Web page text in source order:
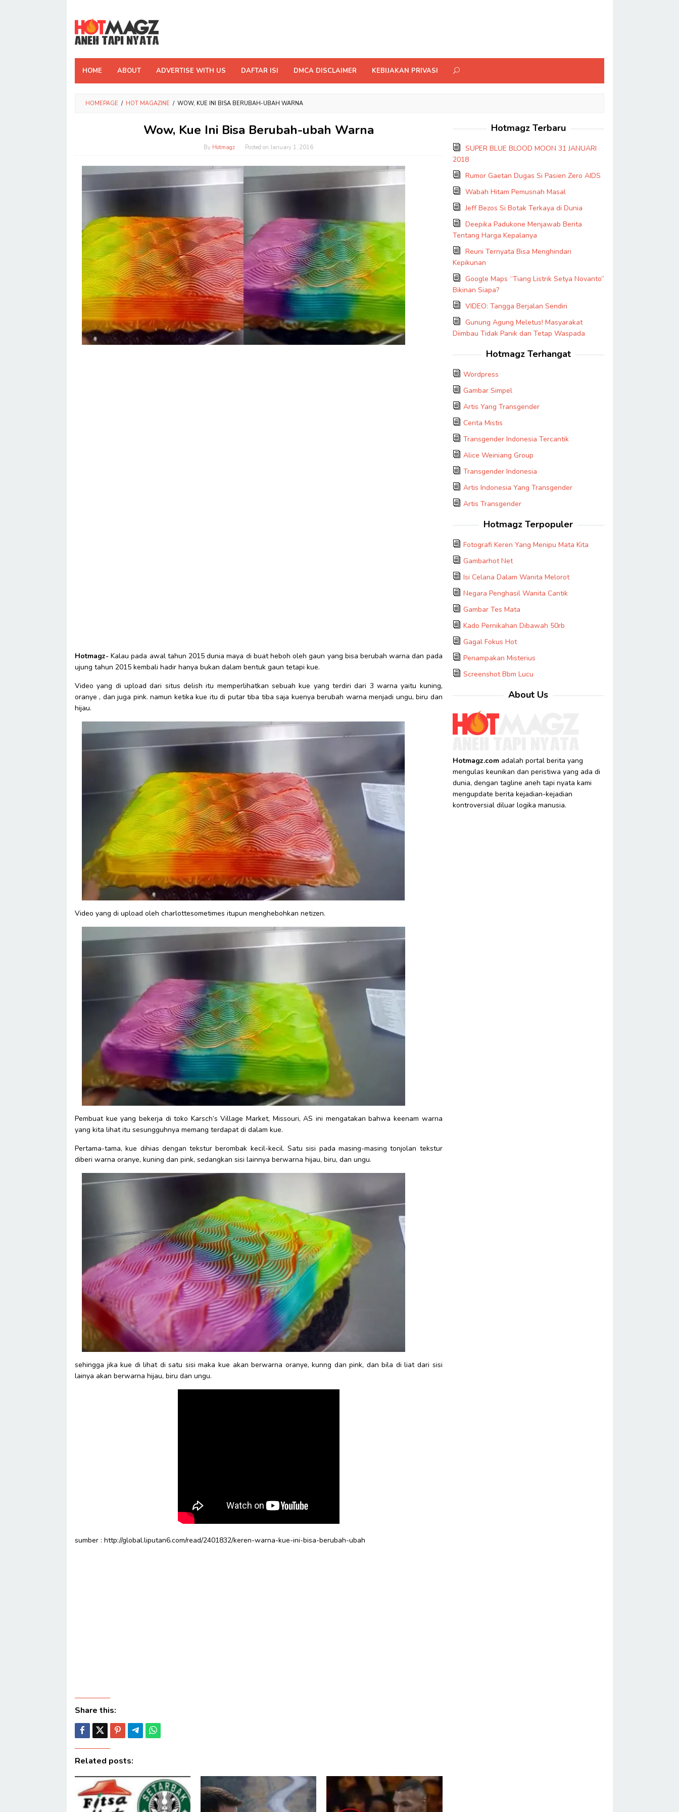
content
HOME ABOUT ADVERTISE WITH US DAFTAR ISI DMCA DISCLAIMER KEBIJAKAN PRIVASI
HOMEPAGE / HOT MAGAZINE / WOW, KUE INI BISA BERUBAH-UBAH WARNA
Wow, Kue Ini Bisa Berubah-ubah Warna
By Hotmagz Posted onJanuary 1, 2016
Hotmagz-Kalau pada awal tahun 2015 dunia maya di buat heboh oleh gaun yang bisa berubah warna dan pada
ujung tahun 2015 kembali hadir hanya bukan dalam bentuk gaun tetapi kue.
Video yang di upload dari situs delish itu memperlihatkan sebuah kue yang terdiri dari 3 warna yaitu kuning,
oranye , dan juga pink. namun ketika kue itu di putar tiba tiba saja kuenya berubah warna menjadi ungu, biru dan
hijau.
Video yang di upload oleh charlottesometimes itupun menghebohkan netizen.
Pembuat kue yang bekerja di toko Karsch’s Village Market, Missouri, AS ini mengatakan bahwa keenam warna
yang kita lihat itu sesungguhnya memang terdapat di dalam kue.
Pertama-tama, kue dihias dengan tekstur berombak kecil-kecil. Satu sisi pada masing-masing tonjolan tekstur
diberi warna oranye, kuning dan pink, sedangkan sisi lainnya berwarna hijau, biru, dan ungu.
sehingga jika kue di lihat di satu sisi maka kue akan berwarna oranye, kunng dan pink, dan bila di liat dari sisi
lainya akan berwarna hijau, biru dan ungu.
sumber : http://global.liputan6.com/read/2401832/keren-warna-kue-ini-bisa-berubah-ubah
Share this:
Related posts:
Hotmagz Terbaru
SUPER BLUE BLOOD MOON 31 JANUARI
2018
Rumor Gaetan Dugas Si Pasien Zero AIDS
Wabah Hitam Pemusnah Masal
Jeff Bezos Si Botak Terkaya di Dunia
Deepika Padukone Menjawab Berita
Tentang Harga Kepalanya
Reuni Ternyata Bisa Menghindari
Kepikunan
Google Maps “Tiang Listrik Setya Novanto”
Bikinan Siapa?
VIDEO: Tangga Berjalan Sendiri
Gunung Agung Meletus! Masyarakat
Diimbau Tidak Panik dan Tetap Waspada
Hotmagz Terhangat
Wordpress
Gambar Simpel
Artis Yang Transgender
Cerita Mistis
Transgender Indonesia Tercantik
Alice Weiniang Group
Transgender Indonesia
Artis Indonesia Yang Transgender
Artis Transgender
Hotmagz Terpopuler
Fotografi Keren Yang Menipu Mata Kita
Gambarhot Net
Isi Celana Dalam Wanita Melorot
Negara Penghasil Wanita Cantik
Gambar Tes Mata
Kado Pernikahan Dibawah 50rb
Gagal Fokus Hot
Penampakan Misterius
Screenshot Bbm Lucu
About Us
Hotmagz.comadalah portal berita yang
mengulas keunikan dan peristiwa yang ada di
dunia, dengan tagline aneh tapi nyata kami
mengupdate berita kejadian-kejadian
kontroversial diluar logika manusia.